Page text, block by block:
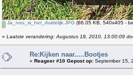
Ja_nou_is_het_duidelijk.JPG (86.05 KB, 540x405 -
« Laatste verandering: Augustus 18, 2010, 13:00:09
Re:Kijken naar.....Bootjes
« Reageer #10 Gepost op: September 15,